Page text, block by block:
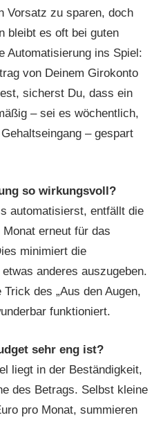
Vorsatz zu sparen, doch
bleibt es oft bei guten
Automatisierung ins Spiel:
von Deinem Girokonto
sicherst Du, dass ein
– sei es wöchentlich,
– gespart
so wirkungsvoll?
automatisierst, entfällt die
erneut für das
minimiert die
anderes auszugeben.
des „Aus den Augen,
funktioniert.
sehr eng ist?
liegt in der Beständigkeit,
des Betrags. Selbst kleine
pro Monat, summieren